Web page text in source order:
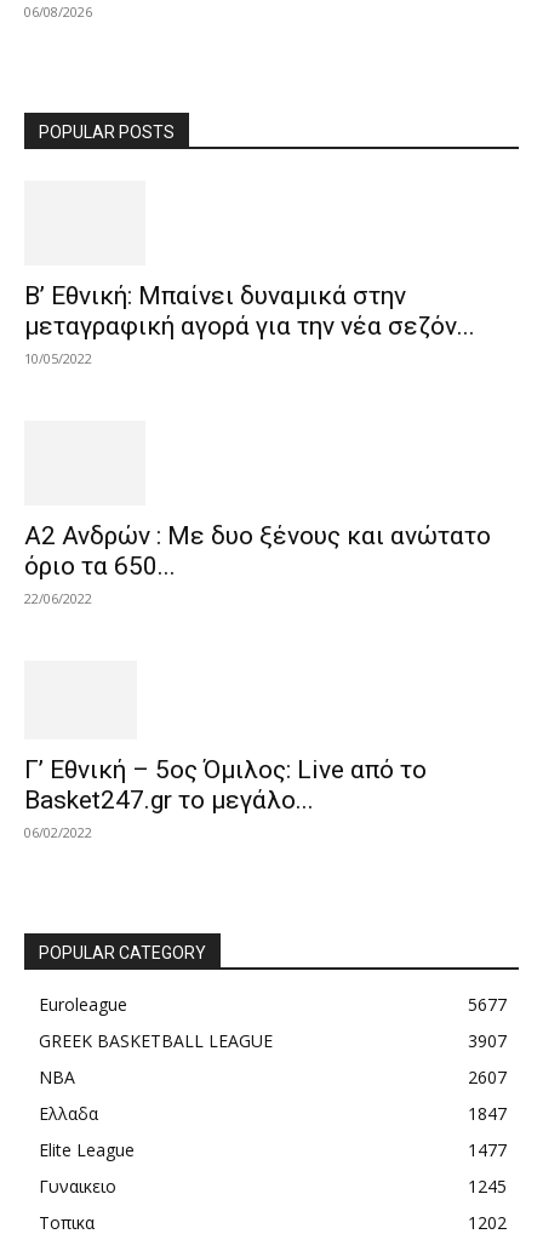
06/08/2026
POPULAR POSTS
Β’ Εθνική: Μπαίνει δυναμικά στην
μεταγραφική αγορά για την νέα σεζόν...
10/05/2022
Α2 Ανδρών : Με δυο ξένους και ανώτατο
όριο τα 650...
22/06/2022
Γ’ Εθνική – 5ος Όμιλος: Live από το
Basket247.gr το μεγάλο...
06/02/2022
POPULAR CATEGORY
Euroleague
5677
GREEK BASKETBALL LEAGUE
3907
NBA
2607
Ελλαδα
1847
Elite League
1477
Γυναικειο
1245
Τοπικα
1202